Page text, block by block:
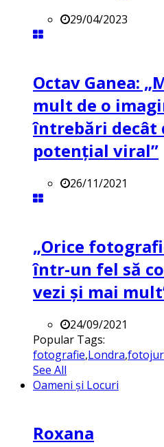
29/04/2023
Octav Ganea:
mult de o
întrebări decât
potenţial viral”
26/11/2021
„Orice
într-un fel să
vezi și mai
24/09/2021
Popular Tags:
fotografie,Londra,
See All
Oameni și Locuri
Roxana